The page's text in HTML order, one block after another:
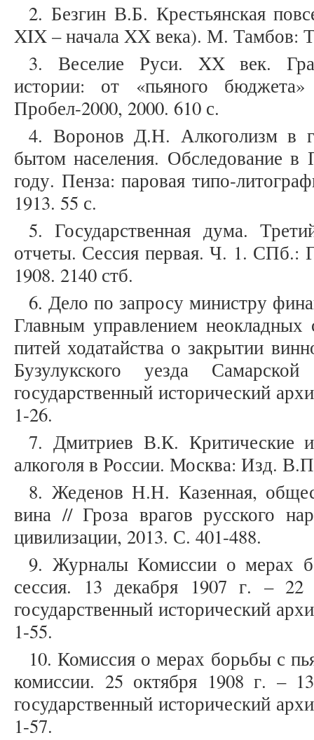
2. Безгин В.Б. Крестьянская
XIX – начала XX века). М. Тамбов:
3. Веселие Руси. XX век.
истории: от «пьяного
Пробел-2000, 2000. 610 с.
4. Воронов Д.Н. Алкоголизм в
бытом населения. Обследование в
году. Пенза: паровая типо-
1913. 55 с.
5. Государственная дума.
отчеты. Сессия первая. Ч. 1. СПб.:
1908. 2140 стб.
6. Дело по запросу министру
Главным управлением
питей ходатайства о закрытии
Бузулукского уезда
государственный исторический
1-26.
7. Дмитриев В.К. Критические
алкоголя в России. Москва: Изд.
8. Жеденов Н.Н. Казенная,
вина // Гроза врагов русского
цивилизации, 2013. С. 401-488.
9. Журналы Комиссии о мерах
сессия. 13 декабря 1907 г. –
государственный исторический
1-55.
10. Комиссия о мерах борьбы с
комиссии. 25 октября 1908 г. –
государственный исторический
1-57.